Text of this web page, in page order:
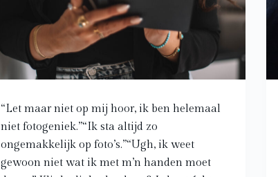
“Let maar niet op mij hoor, ik ben helemaal
niet fotogeniek.”“Ik sta altijd zo
ongemakkelijk op foto’s.”“Ugh, ik weet
gewoon niet wat ik met m’n handen moet